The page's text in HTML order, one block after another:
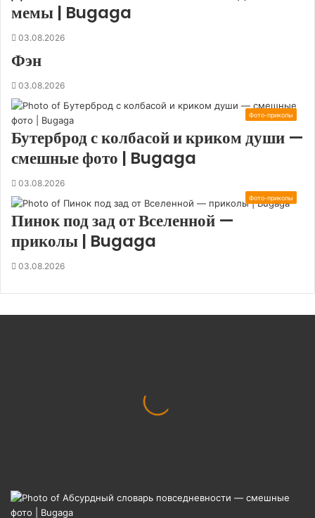
мемы | Bugaga
03.08.2026
Фэн
03.08.2026
Фото-приколы
Бутерброд с колбасой и криком души —
смешные фото | Bugaga
03.08.2026
Фото-приколы
Пинок под зад от Вселенной —
приколы | Bugaga
03.08.2026